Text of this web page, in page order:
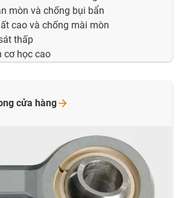
mòn và chống bụi bẩn
cao và chống mài mòn
thấp
cơ học cao
cửa hàng